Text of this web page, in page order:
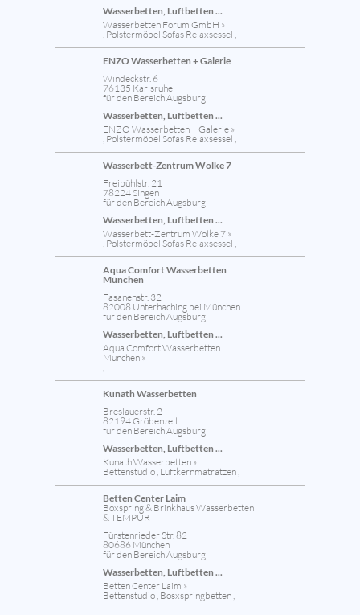
Wasserbetten, Luftbetten ...
Wasserbetten Forum GmbH »
, Polstermöbel Sofas Relaxsessel ,
ENZO Wasserbetten + Galerie
Windeckstr. 6
76135 Karlsruhe
für den Bereich Augsburg
Wasserbetten, Luftbetten ...
ENZO Wasserbetten + Galerie »
, Polstermöbel Sofas Relaxsessel ,
Wasserbett-Zentrum Wolke 7
Freibühlstr. 21
78224 Singen
für den Bereich Augsburg
Wasserbetten, Luftbetten ...
Wasserbett-Zentrum Wolke 7 »
, Polstermöbel Sofas Relaxsessel ,
Aqua Comfort Wasserbetten
München
Fasanenstr. 32
82008 Unterhaching bei München
für den Bereich Augsburg
Wasserbetten, Luftbetten ...
Aqua Comfort Wasserbetten
München »
Kunath Wasserbetten
Breslauerstr. 2
82194 Gröbenzell
für den Bereich Augsburg
Wasserbetten, Luftbetten ...
Kunath Wasserbetten »
Bettenstudio , Luftkernmatratzen ,
Betten Center Laim
Boxspring & Brinkhaus Wasserbetten
& TEMPUR
Fürstenrieder Str. 82
80686 München
für den Bereich Augsburg
Wasserbetten, Luftbetten ...
Betten Center Laim »
Bettenstudio , Bosxspringbetten ,